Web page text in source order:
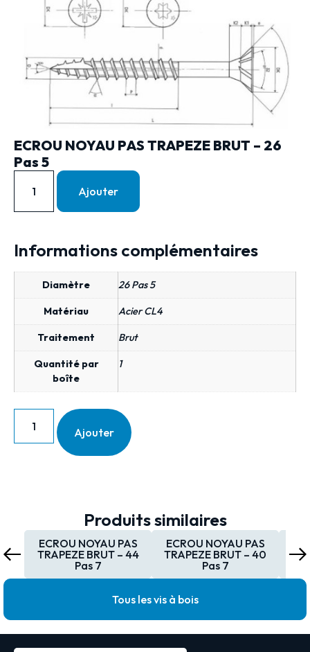
ECROU NOYAU PAS TRAPEZE BRUT – 26
Pas 5
Ajouter
Informations complémentaires
Diamètre 26 Pas 5
Matériau Acier CL4
Traitement Brut
Quantité par
boîte
1
Ajouter
Produits similaires
ECROU NOYAU PAS
TRAPEZE BRUT – 44
Pas 7
ECROU NOYAU PAS
TRAPEZE BRUT – 40
Pas 7
Tous les vis à bois